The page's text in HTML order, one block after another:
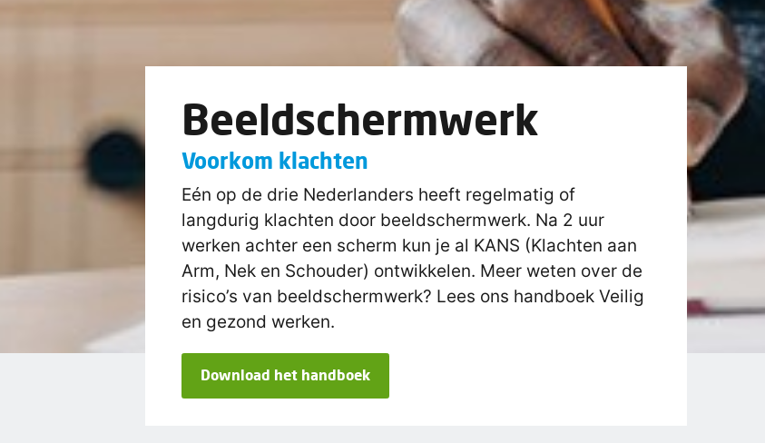
Beeldschermwerk
Voorkom klachten
Eén op de drie Nederlanders heeft regelmatig of
langdurig klachten door beeldschermwerk. Na 2 uur
werken achter een scherm kun je al KANS (Klachten aan
Arm, Nek en Schouder) ontwikkelen. Meer weten over de
risico’s van beeldschermwerk? Lees ons handboek Veilig
en gezond werken.
Download het handboek